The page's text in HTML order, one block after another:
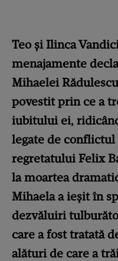
Teo și Ilinca
menajamente
Mihaelei
povestit prin ce a
iubitului ei,
legate de
regretatului Felix
la moartea
Mihaela a ieșit în
dezvăluiri
care a fost tratată
alături de care a